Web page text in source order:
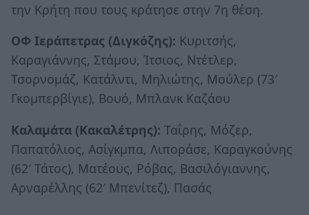
την Κρήτη που τους κράτησε στην 7η θέση.
ΟΦ Ιεράπετρας (Διγκόζης): Κυριτσής,
Καραγιάννης, Στάμου, Ίτσιος, Ντέτλερ,
Τσορνομάζ, Κατάλντι, Μηλιώτης, Μούλερ (73′
Γκομπερβίγιε), Βουό, Μπλανκ Καζάου
Καλαμάτα (Κακαλέτρης): Ταΐρης, Μόζερ,
Παπατόλιος, Ασίγκμπα, Λιποράσε, Καραγκούνης
(62′ Τάτος), Ματέους, Ρόβας, Βασιλόγιαννης,
Αρναρέλλης (62′ Μπενίτεζ), Πασάς